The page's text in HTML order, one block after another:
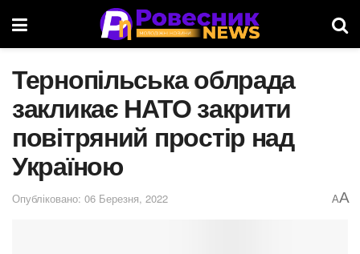
Тернопільська облрада
закликає НАТО закрити
повітряний простір над
Україною
Опубліковано: 06 Березня, 2022 AA